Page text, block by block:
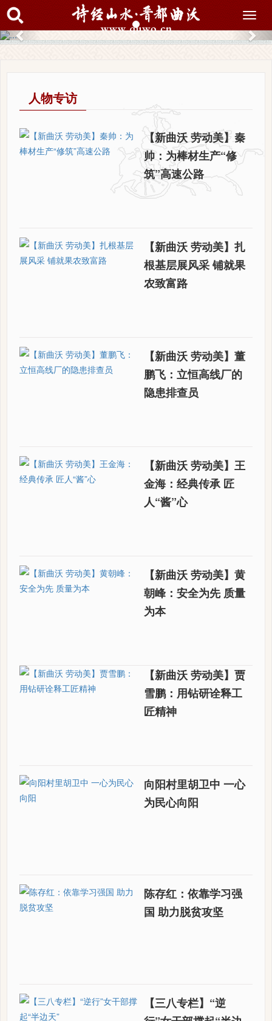
Previous
人物专访
【新曲沃 劳动美】秦
帅：为棒材生产“修
筑”高速公路
【新曲沃 劳动美】扎
根基层展风采 铺就果
农致富路
【新曲沃 劳动美】董
鹏飞：立恒高线厂的
隐患排查员
【新曲沃 劳动美】王
金海：经典传承 匠
人“酱”心
【新曲沃 劳动美】黄
朝峰：安全为先 质量
为本
【新曲沃 劳动美】贾
雪鹏：用钻研诠释工
匠精神
向阳村里胡卫中 一心
为民心向阳
陈存红：依靠学习强
国 助力脱贫攻坚
【三八专栏】“逆